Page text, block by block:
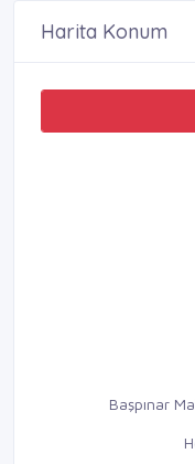
Harita Konum
Başpınar